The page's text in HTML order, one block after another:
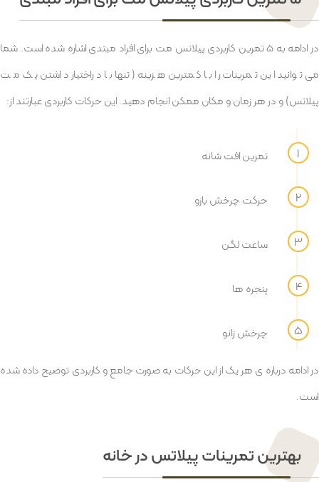
در ادامه به 5 تمرین کاربردی پیلاتس مت برای افراد مبتدی اشاره شده است. شما
می توانید این تمرینات را با کمترین هزینه (تنها با دراختیار داشتن یک مت
پیلاتس) و در هر زمان و مکان ممکن انجام دهید. این حرکات کاربردی عبارتند از:
تمرین افت شانه
حرکت چرخش بازو
ساعت لگن
پنجره ها
چرخش زانو
در ادامه درباره ی هر یک از این حرکات به صورت جامع و کاربردی توضیح داده شده
است.
بهترین تمرینات پیلاتس در خانه